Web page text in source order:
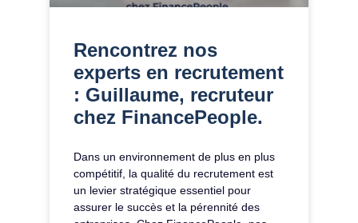
Rencontrez nos
experts en recrutement
: Guillaume, recruteur
chez FinancePeople.
Dans un environnement de plus en plus
compétitif, la qualité du recrutement est
un levier stratégique essentiel pour
assurer le succès et la pérennité des